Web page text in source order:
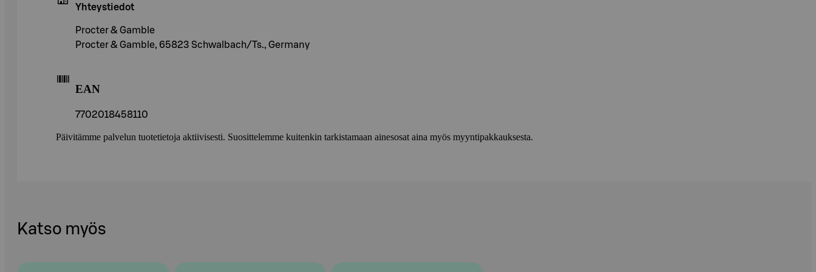
Yhteystiedot
Procter & Gamble
Procter & Gamble, 65823 Schwalbach/Ts., Germany
EAN
7702018458110
Päivitämme palvelun tuotetietoja aktiivisesti. Suosittelemme kuitenkin tarkistamaan ainesosat aina myös myyntipakkauksesta.
Katso myös